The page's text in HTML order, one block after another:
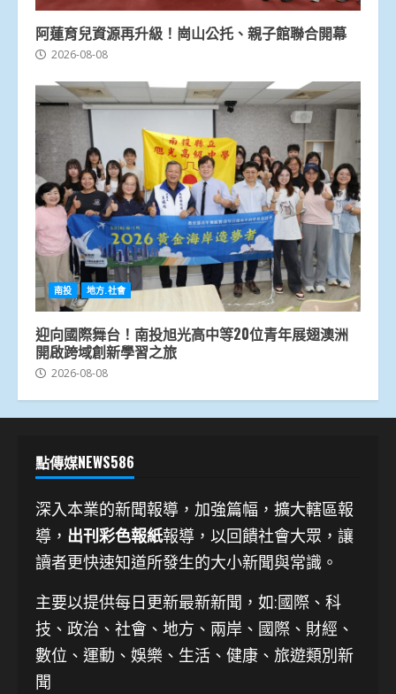
阿蓮育兒資源再升級！崗山公托、親子館聯合開幕
2026-08-08
南投 地方.社會
迎向國際舞台！南投旭光高中等20位青年展翅澳洲
開啟跨域創新學習之旅
2026-08-08
點傳媒NEWS586
深入本業的新聞報導，加強篇幅，擴大轄區報
導， 出刊彩色報紙報導，以回饋社會大眾，讓
讀者更快速知道所發生的大小新聞與常識。
主要以提供每日更新最新新聞 ，如:國際、科
技、 政治、社會、地方、兩岸、國際、財經、
數位、運動、娛樂、生活、健康、旅遊類別新
聞